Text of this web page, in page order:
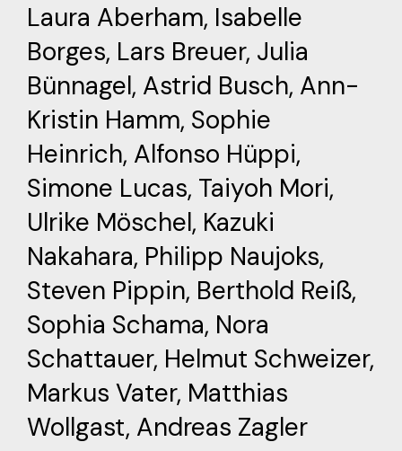
Laura Aberham, Isabelle
Borges, Lars Breuer, Julia
Bünnagel, Astrid Busch, Ann-
Kristin Hamm, Sophie
Heinrich, Alfonso Hüppi,
Simone Lucas, Taiyoh Mori,
Ulrike Möschel, Kazuki
Nakahara, Philipp Naujoks,
Steven Pippin, Berthold Reiß,
Sophia Schama, Nora
Schattauer, Helmut Schweizer,
Markus Vater, Matthias
Wollgast, Andreas Zagler